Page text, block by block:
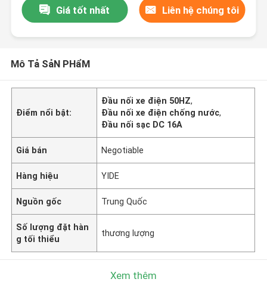
Giá tốt nhất Liên hệ chúng tôi
Mô Tả SảN PHẩM
Điểm nổi bật:
Đầu nối xe điện 50HZ,
Đầu nối xe điện chống nước,
Đầu nối sạc DC 16A
Giá bán Negotiable
Hàng hiệu YIDE
Nguồn gốc Trung Quốc
Số lượng đặt hàn
g tối thiểu
thương lượng
Xem thêm